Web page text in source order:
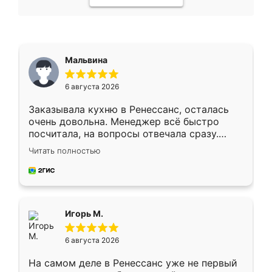
Мальвина
6 августа 2026
Заказывала кухню в Ренессанс, осталась
очень довольна. Менеджер всё быстро
посчитала, на вопросы отвечала сразу.
Замерщик приехал в субботу, подошёл к
делу со всей ответственностью. Собрали
за день, ребята работали аккуратно, даже
Читать полностью
Игорь М.
6 августа 2026
На самом деле в Ренессанс уже не первый